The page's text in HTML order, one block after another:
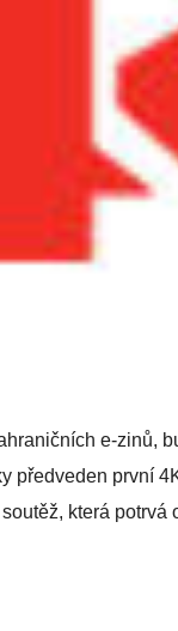
e-zinů,
předveden první
která potrvá